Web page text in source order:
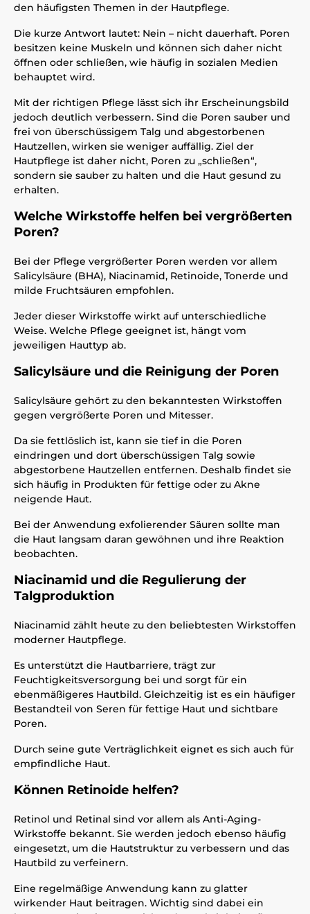
den häufigsten Themen in der Hautpflege.
Die kurze Antwort lautet: Nein – nicht dauerhaft. Poren
besitzen keine Muskeln und können sich daher nicht
öffnen oder schließen, wie häufig in sozialen Medien
behauptet wird.
Mit der richtigen Pflege lässt sich ihr Erscheinungsbild
jedoch deutlich verbessern. Sind die Poren sauber und
frei von überschüssigem Talg und abgestorbenen
Hautzellen, wirken sie weniger auffällig. Ziel der
Hautpflege ist daher nicht, Poren zu „schließen“,
sondern sie sauber zu halten und die Haut gesund zu
erhalten.
Welche Wirkstoffe helfen bei vergrößerten
Poren?
Bei der Pflege vergrößerter Poren werden vor allem
Salicylsäure (BHA), Niacinamid, Retinoide, Tonerde und
milde Fruchtsäuren empfohlen.
Jeder dieser Wirkstoffe wirkt auf unterschiedliche
Weise. Welche Pflege geeignet ist, hängt vom
jeweiligen Hauttyp ab.
Salicylsäure und die Reinigung der Poren
Salicylsäure gehört zu den bekanntesten Wirkstoffen
gegen vergrößerte Poren und Mitesser.
Da sie fettlöslich ist, kann sie tief in die Poren
eindringen und dort überschüssigen Talg sowie
abgestorbene Hautzellen entfernen. Deshalb findet sie
sich häufig in Produkten für fettige oder zu Akne
neigende Haut.
Bei der Anwendung exfolierender Säuren sollte man
die Haut langsam daran gewöhnen und ihre Reaktion
beobachten.
Niacinamid und die Regulierung der
Talgproduktion
Niacinamid zählt heute zu den beliebtesten Wirkstoffen
moderner Hautpflege.
Es unterstützt die Hautbarriere, trägt zur
Feuchtigkeitsversorgung bei und sorgt für ein
ebenmäßigeres Hautbild. Gleichzeitig ist es ein häufiger
Bestandteil von Seren für fettige Haut und sichtbare
Poren.
Durch seine gute Verträglichkeit eignet es sich auch für
empfindliche Haut.
Können Retinoide helfen?
Retinol und Retinal sind vor allem als Anti-Aging-
Wirkstoffe bekannt. Sie werden jedoch ebenso häufig
eingesetzt, um die Hautstruktur zu verbessern und das
Hautbild zu verfeinern.
Eine regelmäßige Anwendung kann zu glatter
wirkender Haut beitragen. Wichtig sind dabei ein